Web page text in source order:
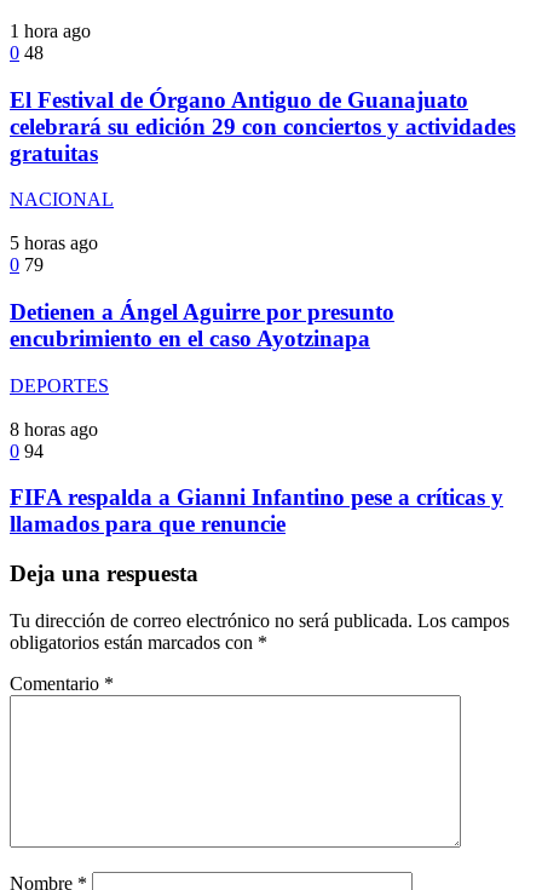
1 hora ago
0 48
El Festival de Órgano Antiguo de Guanajuato
celebrará su edición 29 con conciertos y actividades
gratuitas
NACIONAL
5 horas ago
0 79
Detienen a Ángel Aguirre por presunto
encubrimiento en el caso Ayotzinapa
DEPORTES
8 horas ago
0 94
FIFA respalda a Gianni Infantino pese a críticas y
llamados para que renuncie
Deja una respuesta
Tu dirección de correo electrónico no será publicada. Los campos
obligatorios están marcados con *
Comentario *
Nombre *